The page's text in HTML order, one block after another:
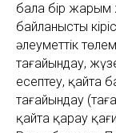
бала бір жарым
байланысты
әлеуметтік
тағайындау,
есептеу, қайта
тағайындау
қайта қарау